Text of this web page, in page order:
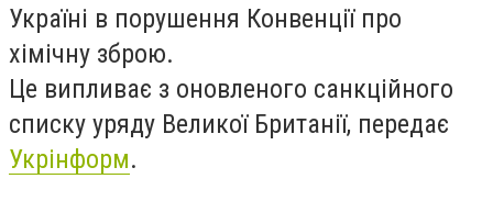
Україні в порушення Конвенції про
хімічну зброю.
Це випливає з оновленого санкційного
списку уряду Великої Британії, передає
Укрінформ.